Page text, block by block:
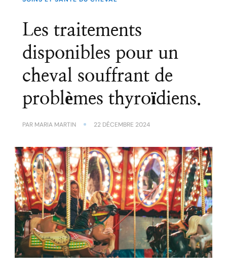
Les traitements
disponibles pour un
cheval souffrant de
problèmes thyroïdiens.
PAR MARIA MARTIN 22 DÉCEMBRE 2024